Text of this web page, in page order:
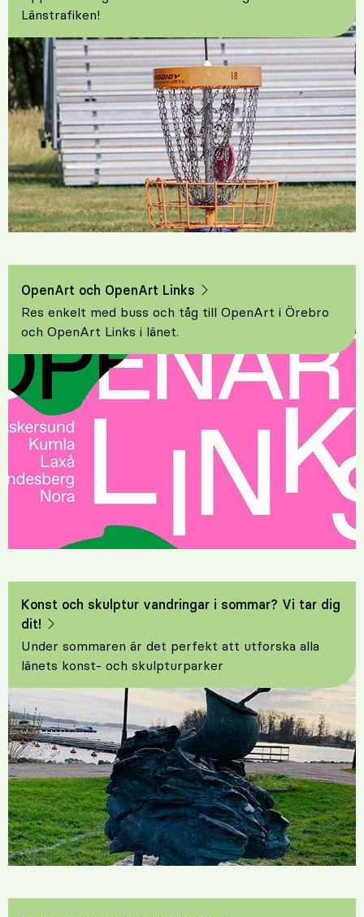
Länstrafiken!
OpenArt och OpenArt Links
Res enkelt med buss och tåg till OpenArt i Örebro
och OpenArt Links i länet.
Konst och skulptur vandringar i sommar? Vi tar dig
dit!
Under sommaren är det perfekt att utforska alla
länets konst- och skulpturparker